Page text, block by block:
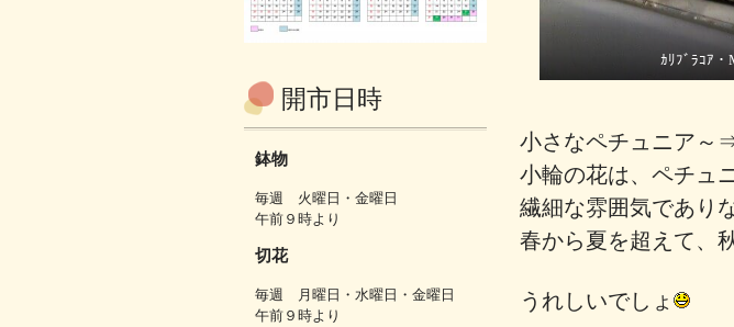
ｶﾘﾌﾞﾗｺｱ・
小さなペチュニア
小輪の花は、ペチュ
繊細な雰囲気であり
春から夏を超えて、
うれしいでしょ
開市日時
鉢物
毎週 火曜日・金曜日
午前９時より
切花
毎週 月曜日・水曜日・金曜日
午前９時より